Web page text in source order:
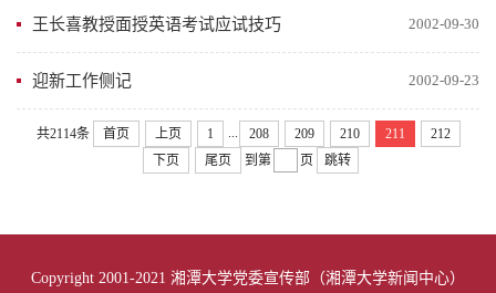
2002-09-30
王长喜教授面授英语考试应试技巧
2002-09-23
迎新工作侧记
共2114条 首页 上页 1 208 209 210 211
212
下页
尾页 到第 页 跳转
Copyright 2001-2021 湘潭大学党委宣传部（湘潭大学新闻中心）